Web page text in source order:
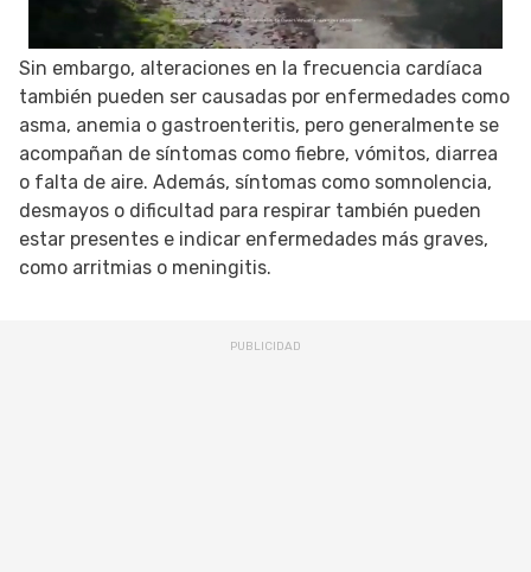
Sin embargo, alteraciones en la frecuencia cardíaca
también pueden ser causadas por enfermedades como
asma, anemia o gastroenteritis, pero generalmente se
acompañan de síntomas como fiebre, vómitos, diarrea
o falta de aire. Además, síntomas como somnolencia,
desmayos o dificultad para respirar también pueden
estar presentes e indicar enfermedades más graves,
como arritmias o meningitis.